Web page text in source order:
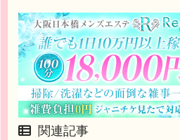
関連記事